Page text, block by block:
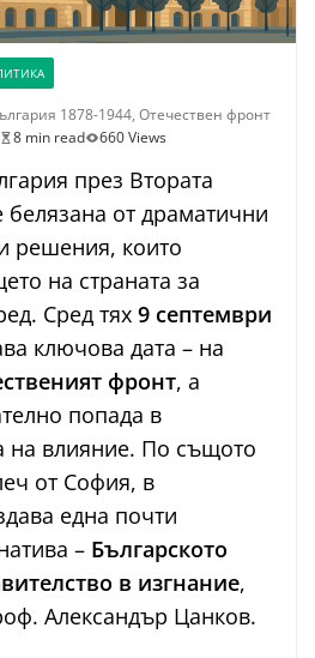
1878-1944, Отечествен фронт
8 min read 660 Views
през Втората
белязана от драматични
решения, които
на страната за
Сред тях 9 септември
ключова дата – на
фронт, а
попада в
на влияние. По същото
от София, в
една почти
– Българското
в изгнание,
Александър Цанков.